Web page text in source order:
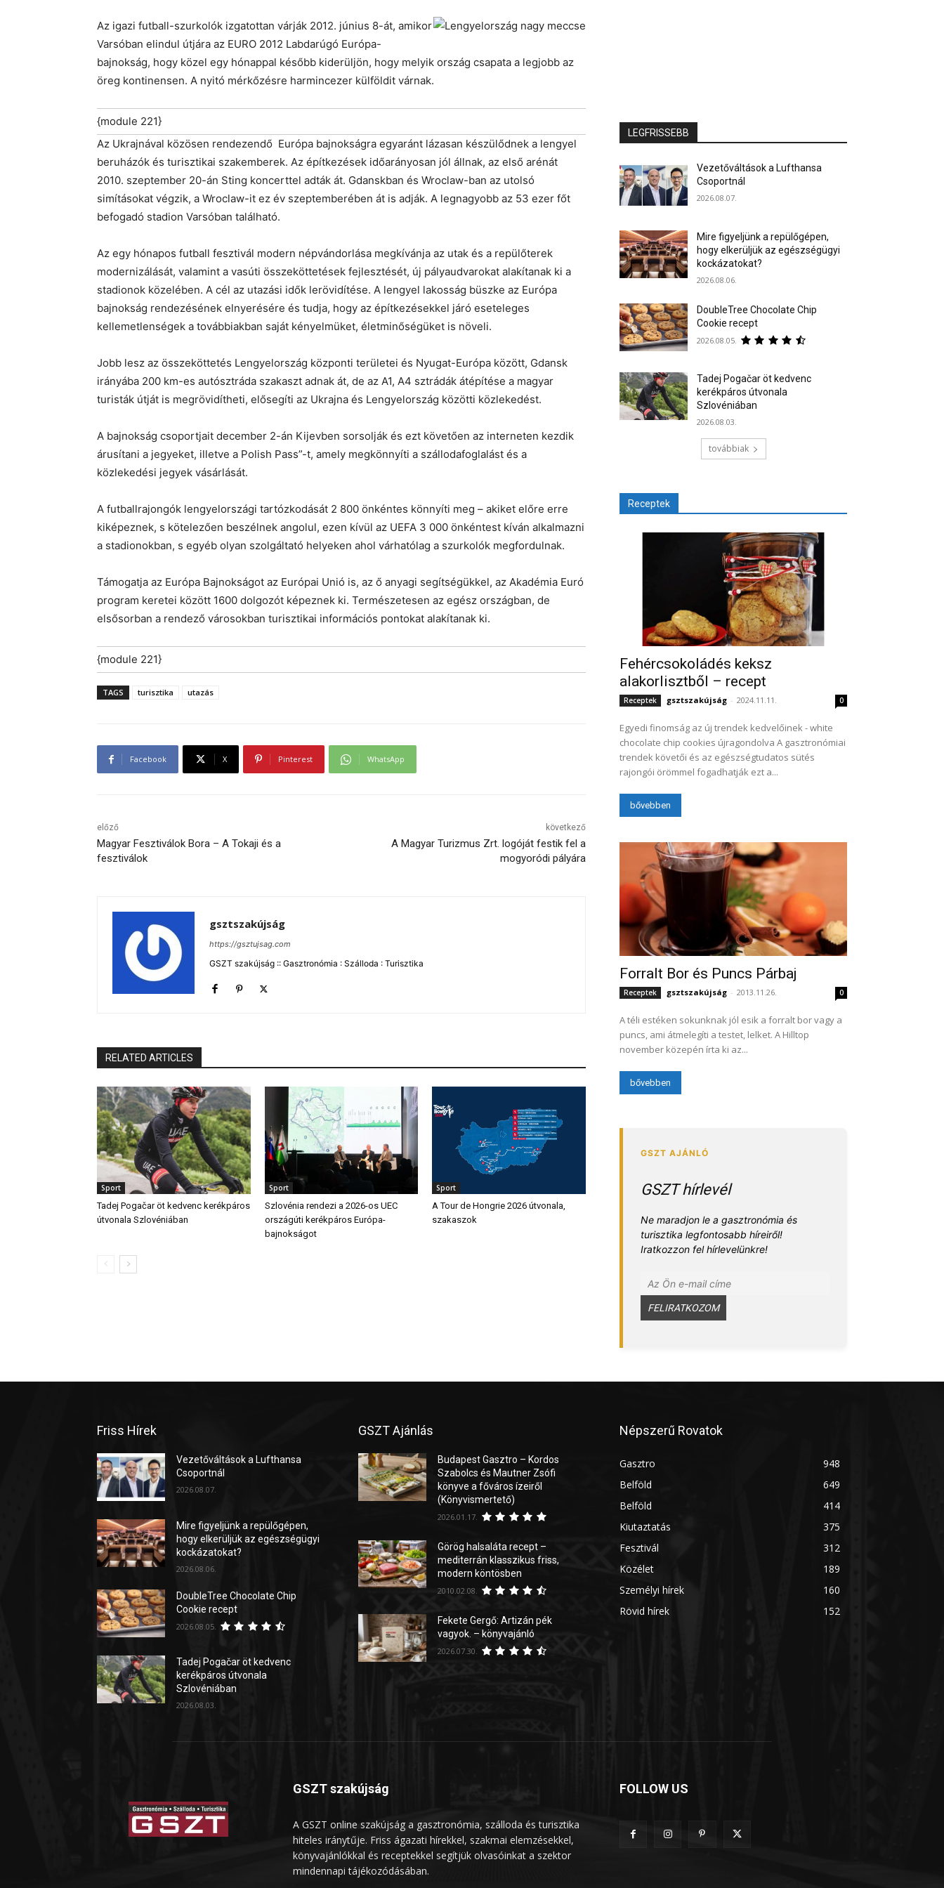
Az igazi futball-szurkolók izgatottan várják 2012. június 8-át, amikor
Varsóban elindul útjára az EURO 2012 Labdarúgó Európa-
bajnokság, hogy közel egy hónappal később kiderüljön, hogy melyik ország csapata a legjobb az
öreg kontinensen. A nyitó mérkőzésre harmincezer külföldit várnak.
{module 221}
Az Ukrajnával közösen rendezendő Európa bajnokságra egyaránt lázasan készülődnek a lengyel
beruházók és turisztikai szakemberek. Az építkezések időarányosan jól állnak, az első arénát
2010. szeptember 20-án Sting koncerttel adták át. Gdanskban és Wroclaw-ban az utolsó
simításokat végzik, a Wroclaw-it ez év szeptemberében át is adják. A legnagyobb az 53 ezer főt
befogadó stadion Varsóban található.
Az egy hónapos futball fesztivál modern népvándorlása megkívánja az utak és a repülőterek
modernizálását, valamint a vasúti összeköttetések fejlesztését, új pályaudvarokat alakítanak ki a
stadionok közelében. A cél az utazási idők lerövidítése. A lengyel lakosság büszke az Európa
bajnokság rendezésének elnyerésére és tudja, hogy az építkezésekkel járó eseteleges
kellemetlenségek a továbbiakban saját kényelmüket, életminőségüket is növeli.
Jobb lesz az összeköttetés Lengyelország központi területei és Nyugat-Európa között, Gdansk
irányába 200 km-es autósztráda szakaszt adnak át, de az A1, A4 sztrádák átépítése a magyar
turisták útját is megrövidítheti, elősegíti az Ukrajna és Lengyelország közötti közlekedést.
A bajnokság csoportjait december 2-án Kijevben sorsolják és ezt követően az interneten kezdik
árusítani a jegyeket, illetve a Polish Pass”-t, amely megkönnyíti a szállodafoglalást és a
közlekedési jegyek vásárlását.
A futballrajongók lengyelországi tartózkodását 2 800 önkéntes könnyíti meg – akiket előre erre
kiképeznek, s kötelezően beszélnek angolul, ezen kívül az UEFA 3 000 önkéntest kíván alkalmazni
a stadionokban, s egyéb olyan szolgáltató helyeken ahol várhatólag a szurkolók megfordulnak.
Támogatja az Európa Bajnokságot az Európai Unió is, az ő anyagi segítségükkel, az Akadémia Euró
program keretei között 1600 dolgozót képeznek ki. Természetesen az egész országban, de
elsősorban a rendező városokban turisztikai információs pontokat alakítanak ki.
{module 221}
TAGS turisztika utazás
Facebook X Pinterest WhatsApp
előző
Magyar Fesztiválok Bora – A Tokaji és a
fesztiválok
következő
A Magyar Turizmus Zrt. logóját festik fel a
mogyoródi pályára
gsztszakújság
https://gsztujsag.com
GSZT szakújság :: Gasztronómia : Szálloda : Turisztika
RELATED ARTICLES
Sport
Tadej Pogačar öt kedvenc kerékpáros
útvonala Szlovéniában
Sport
Szlovénia rendezi a 2026-os UEC
országúti kerékpáros Európa-
bajnokságot
Sport
A Tour de Hongrie 2026 útvonala,
szakaszok
LEGFRISSEBB
Vezetőváltások a Lufthansa
Csoportnál
2026.08.07.
Mire figyeljünk a repülőgépen,
hogy elkerüljük az egészségügyi
kockázatokat?
2026.08.06.
DoubleTree Chocolate Chip
Cookie recept
2026.08.05.
Tadej Pogačar öt kedvenc
kerékpáros útvonala
Szlovéniában
2026.08.03.
továbbiak
Receptek
Fehércsokoládés keksz
alakorlisztből – recept
Receptek gsztszakújság - 2024.11.11. 0
Egyedi finomság az új trendek kedvelőinek - white
chocolate chip cookies újragondolva A gasztronómiai
trendek követői és az egészségtudatos sütés
rajongói örömmel fogadhatják ezt a...
bővebben
Forralt Bor és Puncs Párbaj
Receptek gsztszakújság - 2013.11.26. 0
A téli estéken sokunknak jól esik a forralt bor vagy a
puncs, ami átmelegíti a testet, lelket. A Hilltop
november közepén írta ki az...
bővebben
GSZT hírlevél
Ne maradjon le a gasztronómia és
turisztika legfontosabb híreiről!
Iratkozzon fel hírlevelünkre!
Friss Hírek
Vezetőváltások a Lufthansa
Csoportnál
2026.08.07.
Mire figyeljünk a repülőgépen,
hogy elkerüljük az egészségügyi
kockázatokat?
2026.08.06.
DoubleTree Chocolate Chip
Cookie recept
2026.08.05.
Tadej Pogačar öt kedvenc
kerékpáros útvonala
Szlovéniában
2026.08.03.
GSZT Ajánlás
Budapest Gasztro – Kordos
Szabolcs és Mautner Zsófi
könyve a főváros ízeiről
(Könyvismertető)
2026.01.17.
Görög halsaláta recept –
mediterrán klasszikus friss,
modern köntösben
2010.02.08.
Fekete Gergő: Artizán pék
vagyok. – könyvajánló
2026.07.30.
Népszerű Rovatok
Gasztro
948
Belföld
649
Belföld
414
Kiutaztatás
375
Fesztivál
312
Közélet
189
Személyi hírek
160
Rövid hírek
152
GSZT szakújság
A GSZT online szakújság a gasztronómia, szálloda és turisztika
hiteles iránytűje. Friss ágazati hírekkel, szakmai elemzésekkel,
könyvajánlókkal és receptekkel segítjük olvasóinkat a szektor
mindennapi tájékozódásában.
FOLLOW US